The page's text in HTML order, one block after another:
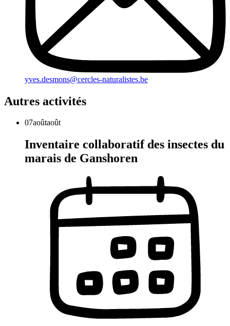
yves.desmons@cercles-naturalistes.be
Autres activités
07aoûtaoût
Inventaire collaboratif des insectes du
marais de Ganshoren